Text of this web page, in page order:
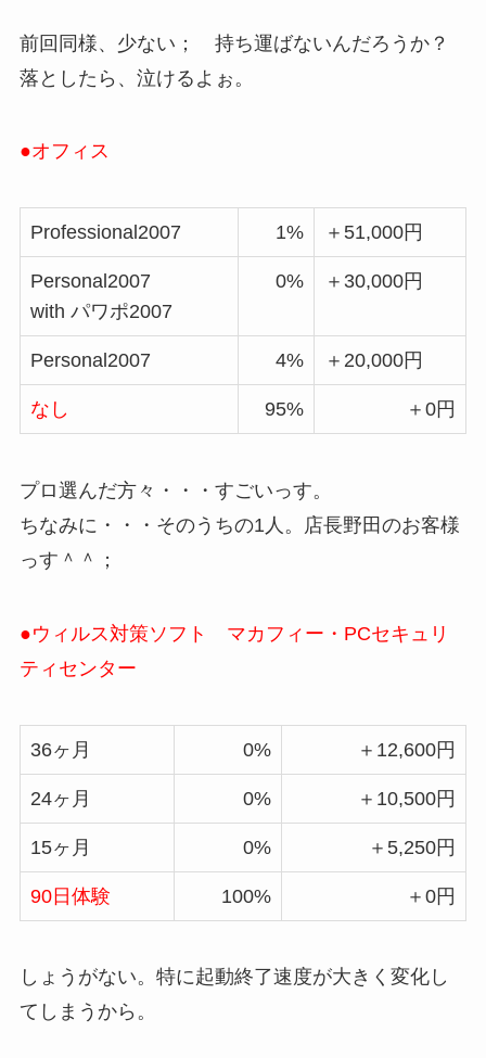
前回同様、少ない； 持ち運ばないんだろうか？
落としたら、泣けるよぉ。
●オフィス
Professional2007 1% ＋51,000円
Personal2007
with パワポ2007
0% ＋30,000円
Personal2007 4% ＋20,000円
なし 95% ＋0円
プロ選んだ方々・・・すごいっす。
ちなみに・・・そのうちの1人。店長野田のお客様
っす＾＾；
●ウィルス対策ソフト マカフィー・PCセキュリ
ティセンター
36ヶ月 0% ＋12,600円
24ヶ月 0% ＋10,500円
15ヶ月 0% ＋5,250円
90日体験 100% ＋0円
しょうがない。特に起動終了速度が大きく変化し
てしまうから。